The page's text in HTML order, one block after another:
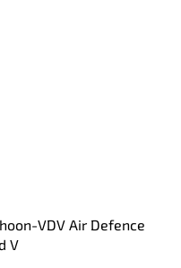
VDV Air Defence
V